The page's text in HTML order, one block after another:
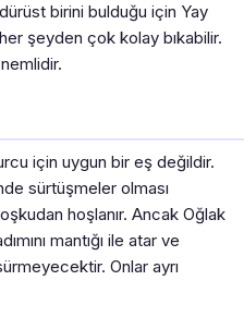
birini bulduğu için Yay
şeyden çok kolay bıkabilir.
için uygun bir eş değildir.
sürtüşmeler olması
hoşlanır. Ancak Oğlak
mantığı ile atar ve
Onlar ayrı